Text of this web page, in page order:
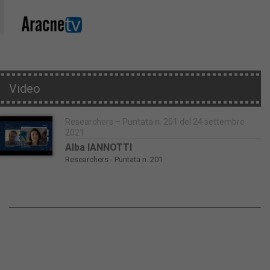
Video
Researchers – Puntata n. 201 del 24 settembre
2021
Alba IANNOTTI
Researchers - Puntata n. 201